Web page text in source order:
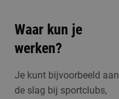
Waar kun je
werken?
Je kunt bijvoorbeeld aan
de slag bij sportclubs,